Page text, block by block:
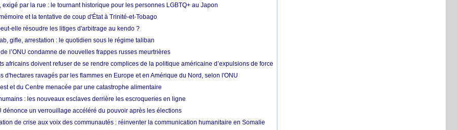
exigé par la rue : le tournant historique pour les personnes LGBTQ+ au Japon
et la tentative de coup d'État à Trinité-et-Tobago
elle résoudre les litiges d'arbitrage au kendo ?
gifle, arrestation : le quotidien sous le régime taliban
l’ONU condamne de nouvelles frappes russes meurtrières
africains doivent refuser de se rendre complices de la politique américaine d’expulsions de force
d'hectares ravagés par les flammes en Europe et en Amérique du Nord, selon l'ONU
et du Centre menacée par une catastrophe alimentaire
: les nouveaux esclaves derrière les escroqueries en ligne
dénonce un verrouillage accéléré du pouvoir après les élections
de crise aux voix des communautés : réinventer la communication humanitaire en Somalie